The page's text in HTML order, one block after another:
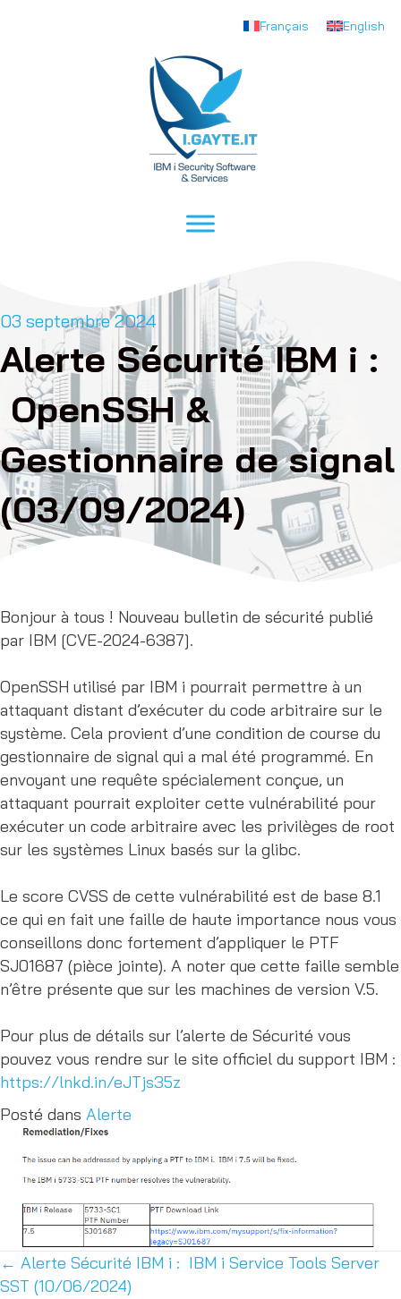
Français English
03 septembre 2024
Alerte Sécurité IBM i :
OpenSSH &
Gestionnaire de signal
(03/09/2024)
Bonjour à tous ! Nouveau bulletin de sécurité publié
par IBM [CVE-2024-6387].
OpenSSH utilisé par IBM i pourrait permettre à un
attaquant distant d’exécuter du code arbitraire sur le
système. Cela provient d’une condition de course du
gestionnaire de signal qui a mal été programmé. En
envoyant une requête spécialement conçue, un
attaquant pourrait exploiter cette vulnérabilité pour
exécuter un code arbitraire avec les privilèges de root
sur les systèmes Linux basés sur la glibc.
Le score CVSS de cette vulnérabilité est de base 8.1
ce qui en fait une faille de haute importance nous vous
conseillons donc fortement d’appliquer le PTF
SJ01687 (pièce jointe). A noter que cette faille semble
n’être présente que sur les machines de version V.5.
Pour plus de détails sur l’alerte de Sécurité vous
pouvez vous rendre sur le site officiel du support IBM :
https://lnkd.in/eJTjs35z
Posté dans Alerte
Posts
← Alerte Sécurité IBM i : IBM i Service Tools Server
SST (10/06/2024)